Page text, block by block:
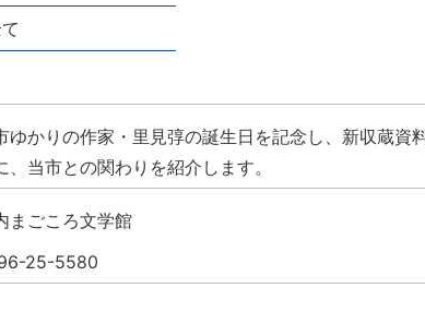
ゆかりの作家・里見弴の誕生日を記念し、新収蔵資
、当市との関わりを紹介します。
まごころ文学館
25-5580